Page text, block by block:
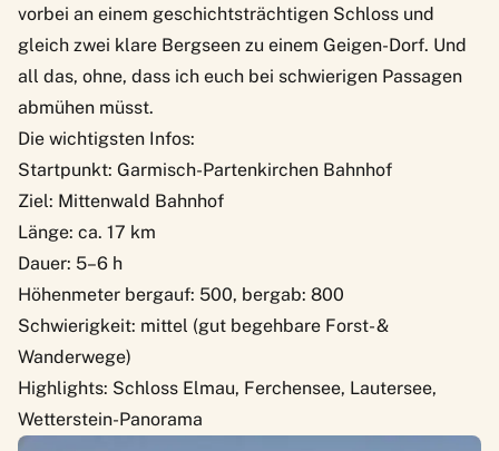
vorbei an einem geschichtsträchtigen Schloss und
gleich zwei klare Bergseen zu einem Geigen-Dorf. Und
all das, ohne, dass ich euch bei schwierigen Passagen
abmühen müsst.
Die wichtigsten Infos:
Startpunkt: Garmisch-Partenkirchen Bahnhof
Ziel: Mittenwald Bahnhof
Länge: ca. 17 km
Dauer: 5–6 h
Höhenmeter bergauf: 500, bergab: 800
Schwierigkeit: mittel (gut begehbare Forst- &
Wanderwege)
Highlights: Schloss Elmau, Ferchensee, Lautersee,
Wetterstein-Panorama